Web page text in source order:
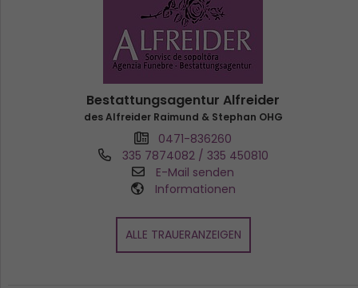
Bestattungsagentur Alfreider
des Alfreider Raimund & Stephan OHG
0471-836260
335 7874082 / 335 450810
E-Mail senden
Informationen
ALLE TRAUERANZEIGEN